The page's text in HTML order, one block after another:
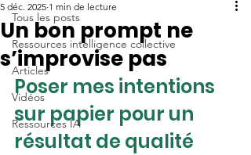
Tous les posts
Ressources intelligence collective
Articles
Vidéos
Ressources IA
Un bon prompt ne
s’improvise pas
5 déc. 2025 1 min de lecture
Poser mes intentions
sur papier pour un
résultat de qualité